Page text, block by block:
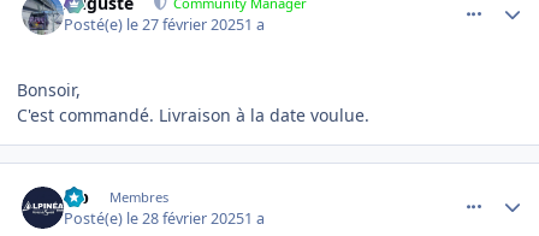
Posté(e) le 27 février 20251 a
Bonsoir,
C'est commandé. Livraison à la date voulue.
lab Membres
Posté(e) le 28 février 20251 a